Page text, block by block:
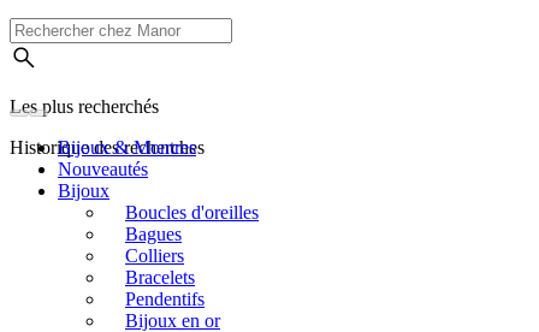
Les plus recherchés
Historique des recherches
Bijoux & Montres
Nouveautés
Bijoux
Boucles d'oreilles
Bagues
Colliers
Bracelets
Pendentifs
Bijoux en or